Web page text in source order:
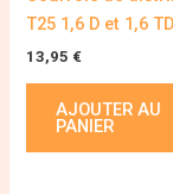
T25 1,6 D et 1,6 TD
13,95 €
AJOUTER AU
PANIER